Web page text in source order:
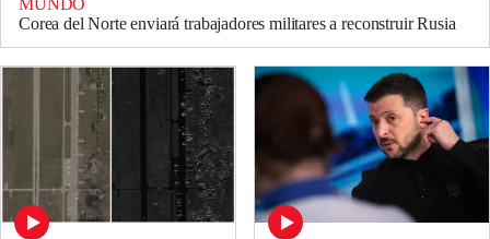
MUNDO
Corea del Norte enviará trabajadores militares a reconstruir Rusia